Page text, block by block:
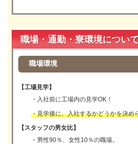
職場・通勤・寮環境につい
職場環境
【工場見学】
・入社前に工場内の見学OK！
・見学後に、入社するかどうかを決
【スタッフの男女比】
・男性90％、女性10％の職場。